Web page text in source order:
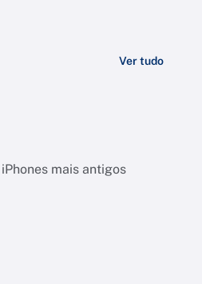
Ver tudo
mais antigos